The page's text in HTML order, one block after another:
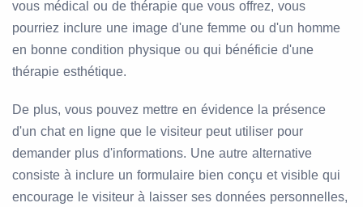
vous médical ou de thérapie que vous offrez, vous
pourriez inclure une image d'une femme ou d'un homme
en bonne condition physique ou qui bénéficie d'une
thérapie esthétique.
De plus, vous pouvez mettre en évidence la présence
d'un chat en ligne que le visiteur peut utiliser pour
demander plus d'informations. Une autre alternative
consiste à inclure un formulaire bien conçu et visible qui
encourage le visiteur à laisser ses données personnelles,